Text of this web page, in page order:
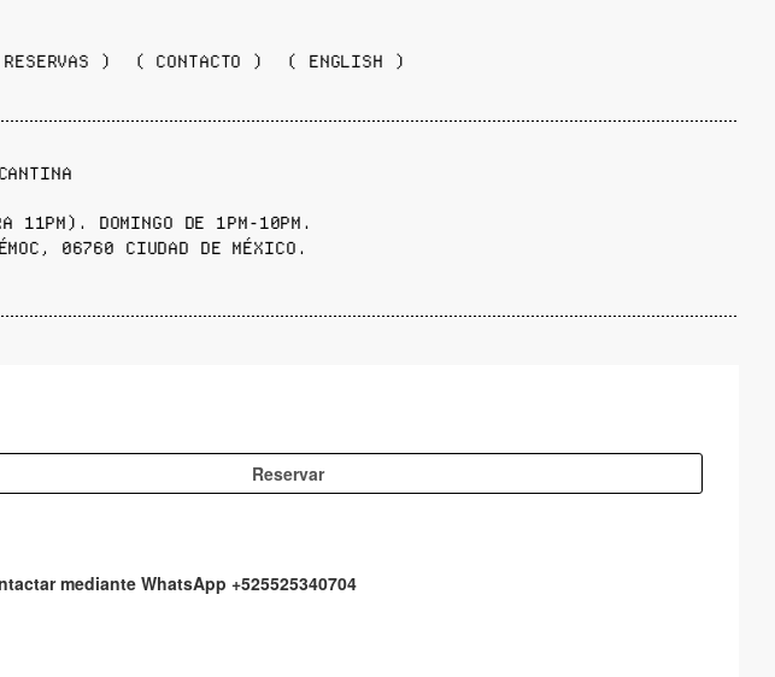
) ( CONTACTO ) ( ENGLISH )
11PM). DOMINGO DE 1PM-10PM.
06760 CIUDAD DE MÉXICO.